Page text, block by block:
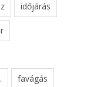
időjárás
favágás